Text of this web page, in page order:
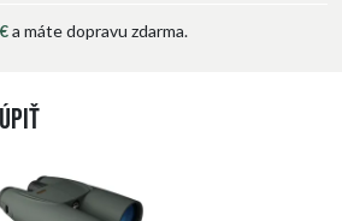
a máte dopravu zdarma.